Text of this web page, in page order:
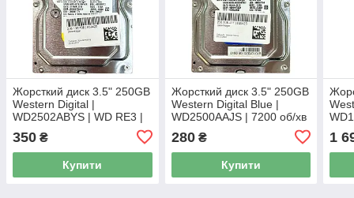
Жорсткий диск 3.5" 250GB
Western Digital |
WD2502ABYS | WD RE3 |
7200 об/хв | 16 MB | SATA
II Б/В
350 ₴
Купити
Жорсткий диск 3.5" 250GB
Western Digital Blue |
WD2500AAJS | 7200 об/хв
280₴
Купити
1